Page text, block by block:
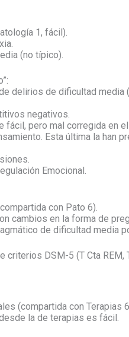
1, fácil).
(no típico).
delirios de dificultad
negativos.
fácil, pero mal corregida en
Esta última la han
Emocional.
con Pato 6).
cambios en la forma de
de dificultad media
criterios DSM-5 (T Cta REM,
(compartida con Terapias
la de terapias es fácil.